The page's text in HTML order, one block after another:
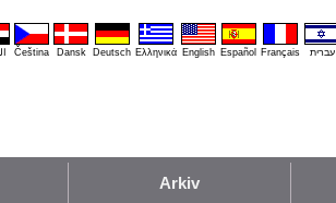
Čeština Dansk Deutsch Ελληνικά English Español Français עברית
Arkiv